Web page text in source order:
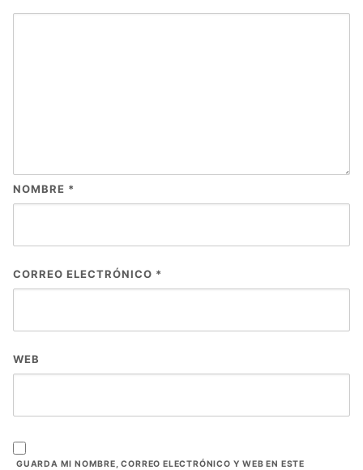
NOMBRE *
CORREO ELECTRÓNICO *
WEB
GUARDA MI NOMBRE, CORREO ELECTRÓNICO Y WEB EN ESTE